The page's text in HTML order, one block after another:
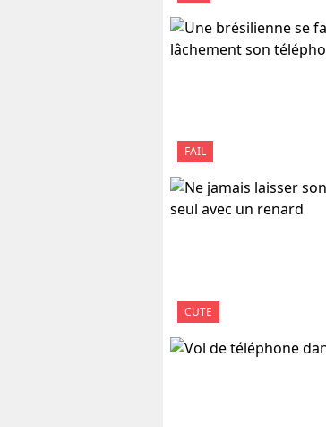
FAIL
CUTE